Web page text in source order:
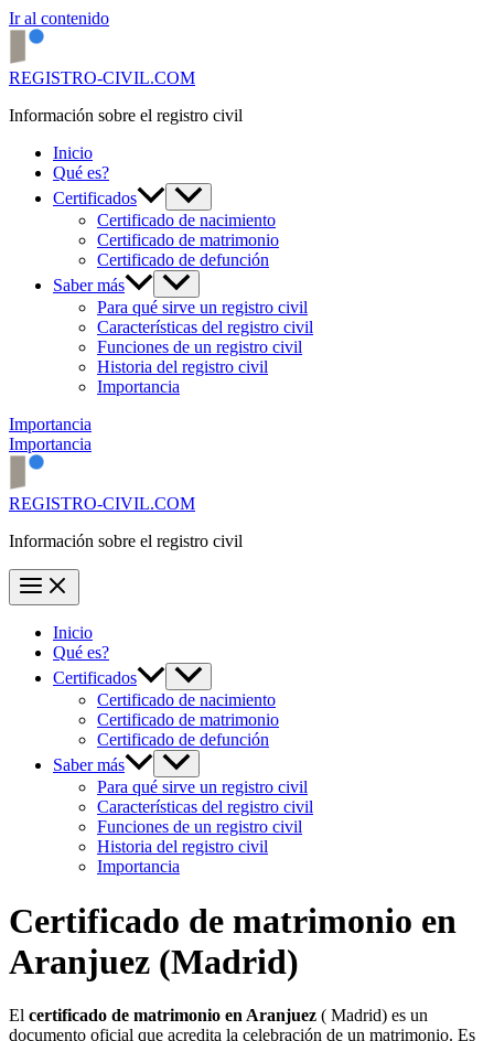
Ir al contenido
REGISTRO-CIVIL.COM
Información sobre el registro civil
Inicio
Qué es?
Certificados
Certificado de nacimiento
Certificado de matrimonio
Certificado de defunción
Saber más
Para qué sirve un registro civil
Características del registro civil
Funciones de un registro civil
Historia del registro civil
Importancia
Importancia
Importancia
REGISTRO-CIVIL.COM
Información sobre el registro civil
Inicio
Qué es?
Certificados
Certificado de nacimiento
Certificado de matrimonio
Certificado de defunción
Saber más
Para qué sirve un registro civil
Características del registro civil
Funciones de un registro civil
Historia del registro civil
Importancia
Certificado de matrimonio en
Aranjuez (Madrid)
El certificado de matrimonio en Aranjuez ( Madrid) es un
documento oficial que acredita la celebración de un matrimonio. Es